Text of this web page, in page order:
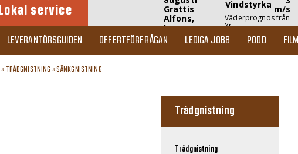
Lokal service
Grattis
Alfons,
Inez
Vindstyrka m/s
Väderprognos från
Yr
LEVERANTÖRSGUIDEN OFFERTFÖRFRÅGAN LEDIGA JOBB PODD FILM
» TRÅDGNISTNING »SÄNKGNISTNING
Trådgnistning
Trådgnistning